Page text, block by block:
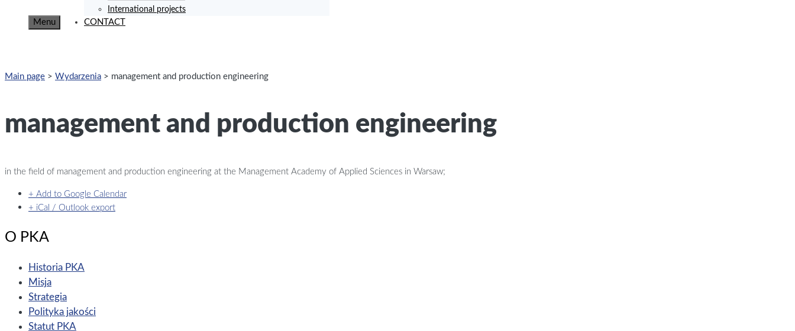
Menu
International projects
CONTACT
Main page > Wydarzenia > management and production engineering
management and production engineering
in the field of management and production engineering at the Management Academy of Applied Sciences in Warsaw;
+ Add to Google Calendar
+ iCal / Outlook export
O PKA
Historia PKA
Misja
Strategia
Polityka jakości
Statut PKA